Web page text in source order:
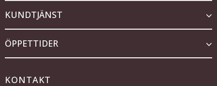
KUNDTJÄNST
ÖPPETTIDER
KONTAKT